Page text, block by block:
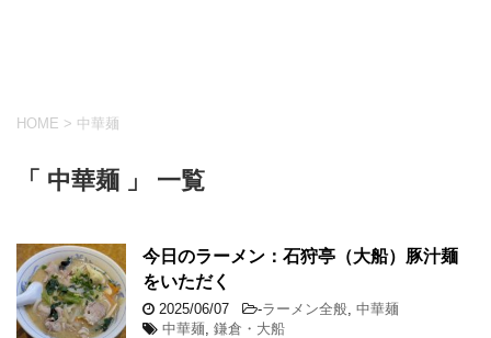
HOME > 中華麺
「 中華麺 」 一覧
今日のラーメン：石狩亭（大船）豚汁麺
をいただく
2025/06/07 -ラーメン全般 中華麺
中華麺 鎌倉・大船